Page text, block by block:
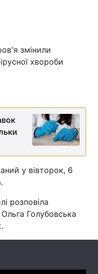
змінили
хвороби
у вівторок, 6
розповіла
Голубовська
.